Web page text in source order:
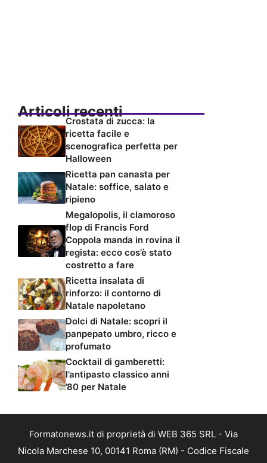
Articoli recenti
Crostata di zucca: la
ricetta facile e
scenografica perfetta per
Halloween
Ricetta pan canasta per
Natale: soffice, salato e
ripieno
Megalopolis, il clamoroso
flop di Francis Ford
Coppola manda in rovina il
regista: ecco cos’è stato
costretto a fare
Ricetta insalata di
rinforzo: il contorno di
Natale napoletano
Dolci di Natale: scopri il
panpepato umbro, ricco e
profumato
Cocktail di gamberetti:
l’antipasto classico anni
’80 per Natale
Formatonews.it di proprietà di WEB 365 SRL - Via
Nicola Marchese 10, 00141 Roma (RM) - Codice Fiscale